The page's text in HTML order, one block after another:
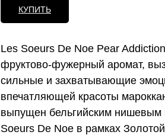
КУПИТЬ
Les Soeurs De Noe Pear
фруктово-фужерный аромат,
сильные и захватывающие
впечатляющей красоты
выпущен бельгийским
Soeurs De Noe в рамках